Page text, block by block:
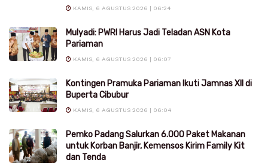
KAMIS, 6 AGUSTUS 2026 | 06:24
Mulyadi: PWRI Harus Jadi Teladan ASN Kota
Pariaman
KAMIS, 6 AGUSTUS 2026 | 06:07
Kontingen Pramuka Pariaman Ikuti Jamnas XII di
Buperta Cibubur
KAMIS, 6 AGUSTUS 2026 | 06:04
Pemko Padang Salurkan 6.000 Paket Makanan
untuk Korban Banjir, Kemensos Kirim Family Kit
dan Tenda